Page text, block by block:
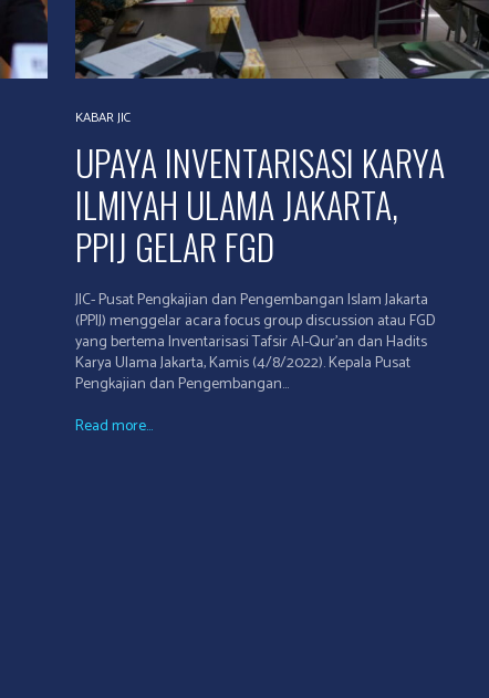
KABAR JIC
UPAYA INVENTARISASI KARYA
ILMIYAH ULAMA JAKARTA,
PPIJ GELAR FGD
JIC- Pusat Pengkajian dan Pengembangan Islam Jakarta
(PPIJ) menggelar acara focus group discussion atau FGD
yang bertema Inventarisasi Tafsir Al-Qur'an dan Hadits
Karya Ulama Jakarta, Kamis (4/8/2022). Kepala Pusat
Pengkajian dan Pengembangan...
Read more...